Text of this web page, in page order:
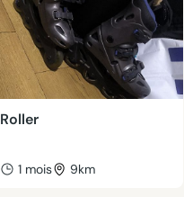
Roller
1 mois 9km